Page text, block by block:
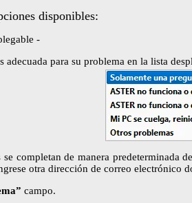
disponibles:
-
adecuada para su problema en la lista
se completan de manera predeterminada
otra dirección de correo electrónico
campo.